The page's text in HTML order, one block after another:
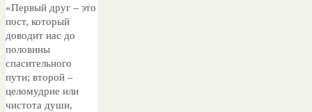
«Первый друг – это
пост, который
доводит нас до
половины
спасительного
пути; второй –
целомудрие или
чистота души,